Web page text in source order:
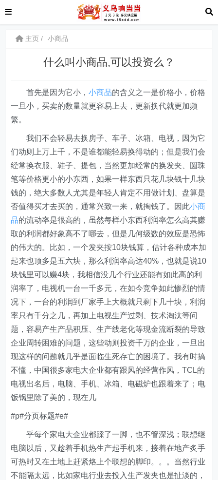
主页 小商品
什么叫小商品,可以投资么？
首先是因为它小，小商品的含义之一是价格小，价格
一旦小，买卖的数量就更容易上去，更新换代就更加频
繁。
我们不会轻易去换房子、车子、冰箱、电视，因为它
们动则上万上千，不是谁都能轻易换得动的；但是我们会
经常换衣服、鞋子、提包，当然更加经常的换发夹、圆珠
笔等价格更小的小东西，如果一样东西只花几块钱十几块
钱的，绝大多数人尤其是年轻人肯定不用做计划、盘算是
否值得买才去买的，通常兴致一来，就掏钱了。因此小商
品的流动率是很高的，虽然每样小东西利润率怎么高其赚
取的利润都好象高不了哪去，但是几何级数的效应是恐怖
的伟大的。比如，一个发夹按10块钱算，估计各种成本加
起来也顶多是五六块，那么利润率高达40%，也就是说10
块钱里可以赚4块，我相信没几个行业还能有如此高的利
润率了，电视机一台一千多元，在如今竞争如此惨烈的情
况下，一台的利润到厂家手上大概就只剩下几十块，利润
率只有千分之几，再加上电视生产过剩、技术淘汰等问
题，容易产生产品积压、生产线老化等现金流断裂的导致
企业周转困难的问题，这些动则投资千万的企业，一旦出
现这样的问题就几乎是面临生死存亡的困境了。我有时搞
不懂，中国很多家电大企业都有跟风的经营作风，TCL的
电视出名后，电脑、手机、冰箱、电磁炉也跟着来了；电
饭锅里除了美的，现在几
#p#分页标题#e#
乎每个家电大企业都踩了一脚，也不管深浅；联想继
电脑以后，又趁着手机热生产起手机来，接着在地产炙手
可热时又在土地上赶紧烙上个联想的脚印。。。当然行业
不能隔太远，比如家电行业去投入生产发夹也是扯淡的，